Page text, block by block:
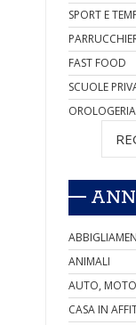
SPORT E
FAST FOOD
SCUOLE
ANIMALI
AUTO, MOTO
CASA IN